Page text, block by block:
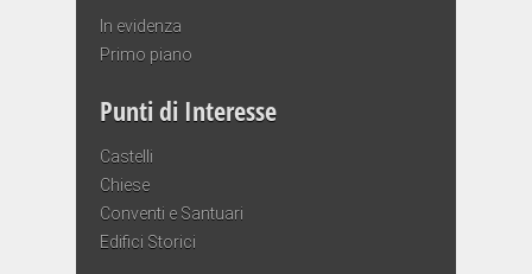
In evidenza
Primo piano
Punti di Interesse
Castelli
Chiese
Conventi e Santuari
Edifici Storici